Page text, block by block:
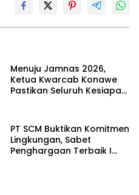
Menuju Jamnas 2026,
Ketua Kwarcab Konawe
Pastikan Seluruh Kesiapan
PT SCM Buktikan Komitmen
Lingkungan, Sabet
Penghargaan Terbaik I